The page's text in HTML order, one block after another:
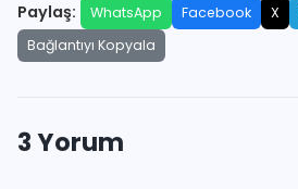
Paylaş: WhatsApp Facebook X
Bağlantıyı Kopyala
3 Yorum